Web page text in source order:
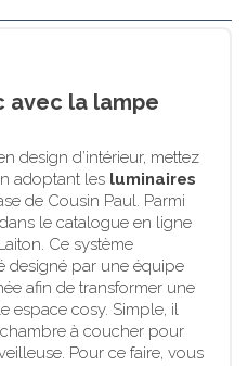
avec la lampe
design d’intérieur, mettez
adoptant les luminaires
de Cousin Paul. Parmi
le catalogue en ligne
Ce système
designé par une équipe
afin de transformer une
espace cosy. Simple, il
à coucher pour
Pour ce faire, vous